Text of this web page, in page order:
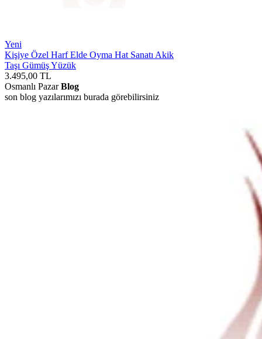
Yeni
Kişiye Özel Harf Elde Oyma Hat Sanatı Akik
Taşı Gümüş Yüzük
3.495,00 TL
Osmanlı PazarBlog
son blog yazılarımızı burada görebilirsiniz